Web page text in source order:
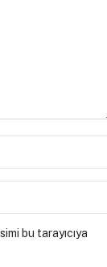
bu tarayıcıya